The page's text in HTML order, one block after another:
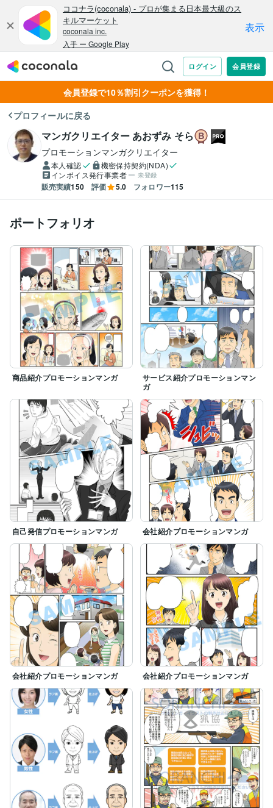
会員登録で10％割引クーポンを獲得！
プロフィールに戻る
マンガクリエイター あおずみ そら
プロモーションマンガクリエイター
本人確認
機密保持契約(NDA)
インボイス発行事業者
未登録
販売実績150 評価 5.0 フォロワー115
ポートフォリオ
商品紹介プロモーションマンガ
サービス紹介プロモーションマン
ガ
自己発信プロモーションマンガ 会社紹介プロモーションマンガ
会社紹介プロモーションマンガ 会社紹介プロモーションマンガ